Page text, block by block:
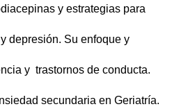
y estrategias para
depresión. Su enfoque y
y trastornos de conducta.
secundaria en Geriatría.